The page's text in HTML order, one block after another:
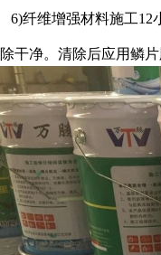
6)纤维增强材料施工12
除干净。清除后应用鳞片